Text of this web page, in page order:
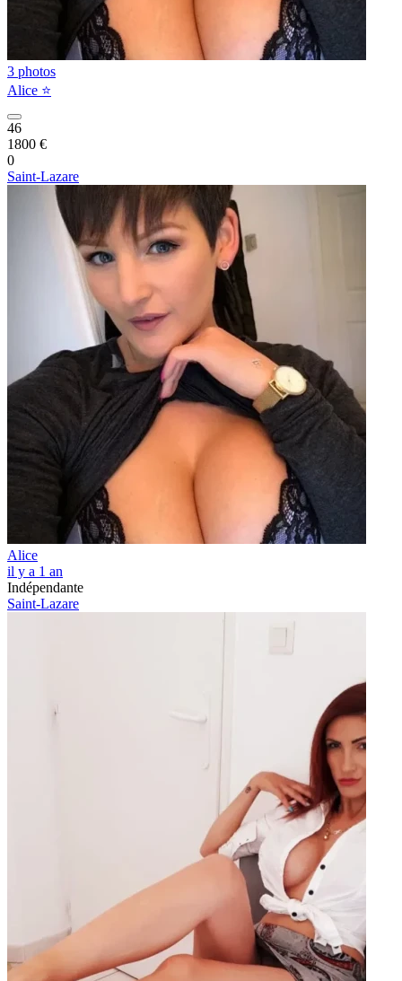
3 photos
Alice ⭐️
46
1800 €
0
Saint-Lazare
Alice
il y a 1 an
Indépendante
Saint-Lazare